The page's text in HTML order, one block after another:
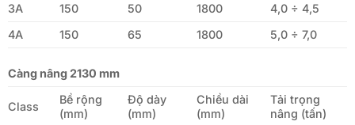
3A
150 50 1800
4,0 ÷ 4,5
4A
150 65 1800 5,0 ÷ 7,0
Càng nâng 2130 mm
Class
Bề rộng
(mm)
Độ dày
(mm)
Chiều dài
(mm)
Tải trọng
nâng (tấn)